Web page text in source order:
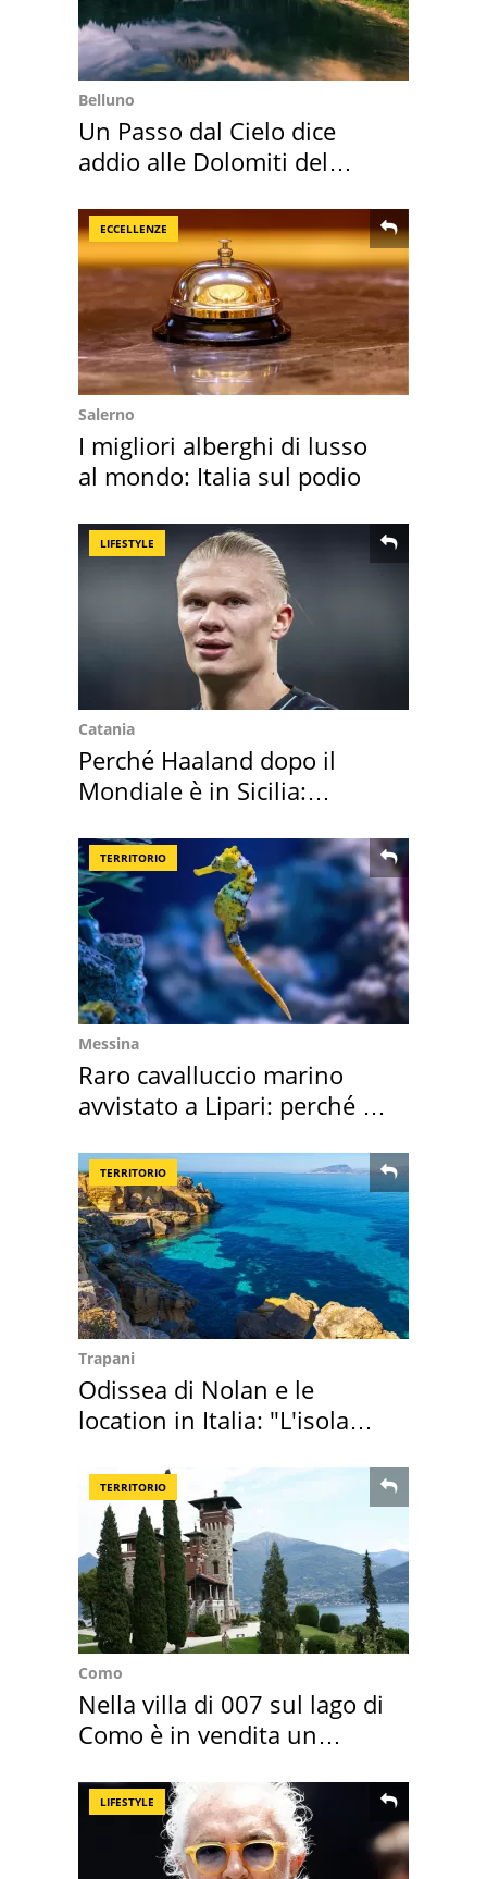
Belluno
Un Passo dal Cielo dice
addio alle Dolomiti del
ECCELLENZE
Salerno
I migliori alberghi di lusso
al mondo: Italia sul podio
LIFESTYLE
Catania
Perché Haaland dopo il
Mondiale è in Sicilia:
TERRITORIO
Messina
Raro cavalluccio marino
avvistato a Lipari: perché è
TERRITORIO
Trapani
Odissea di Nolan e le
location in Italia: "L'isola
TERRITORIO
Como
Nella villa di 007 sul lago di
Como è in vendita un
LIFESTYLE